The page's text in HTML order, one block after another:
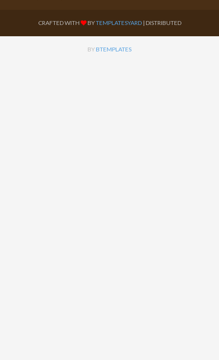
CRAFTED WITH BYTEMPLATESYARD| DISTRIBUTED
BY BTEMPLATES